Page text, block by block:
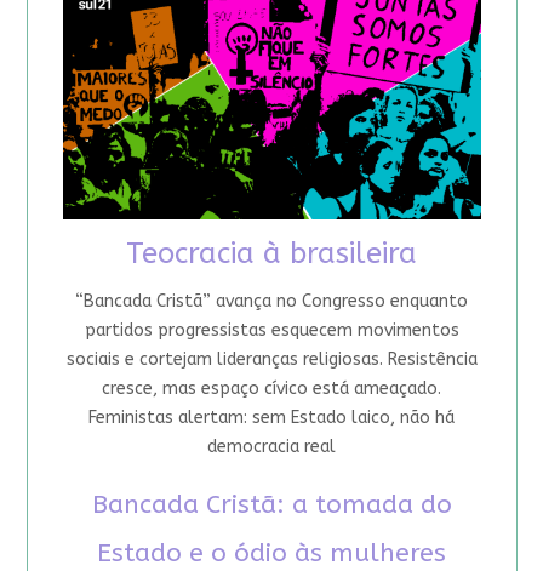
Teocracia à brasileira
“Bancada Cristã” avança no Congresso enquanto
partidos progressistas esquecem movimentos
sociais e cortejam lideranças religiosas. Resistência
cresce, mas espaço cívico está ameaçado.
Feministas alertam: sem Estado laico, não há
democracia real
Bancada Cristã: a tomada do
Estado e o ódio às mulheres